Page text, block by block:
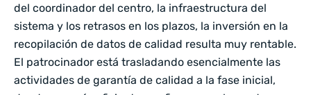
del coordinador del centro, la infraestructura del
sistema y los retrasos en los plazos, la inversión en la
recopilación de datos de calidad resulta muy rentable.
El patrocinador está trasladando esencialmente las
actividades de garantía de calidad a la fase inicial,